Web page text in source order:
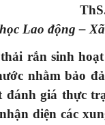
Lao động –
rắn sinh
nhằm bảo
giá thực
diện các